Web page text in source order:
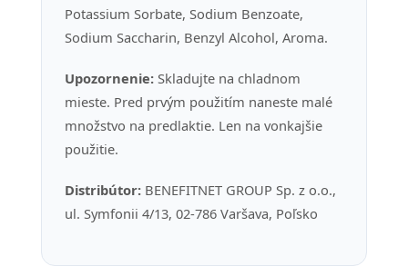
Potassium Sorbate, Sodium Benzoate,
Sodium Saccharin, Benzyl Alcohol, Aroma.
Upozornenie: Skladujte na chladnom
mieste. Pred prvým použitím naneste malé
množstvo na predlaktie. Len na vonkajšie
použitie.
Distribútor: BENEFITNET GROUP Sp. z o.o.,
ul. Symfonii 4/13, 02-786 Varšava, Poľsko